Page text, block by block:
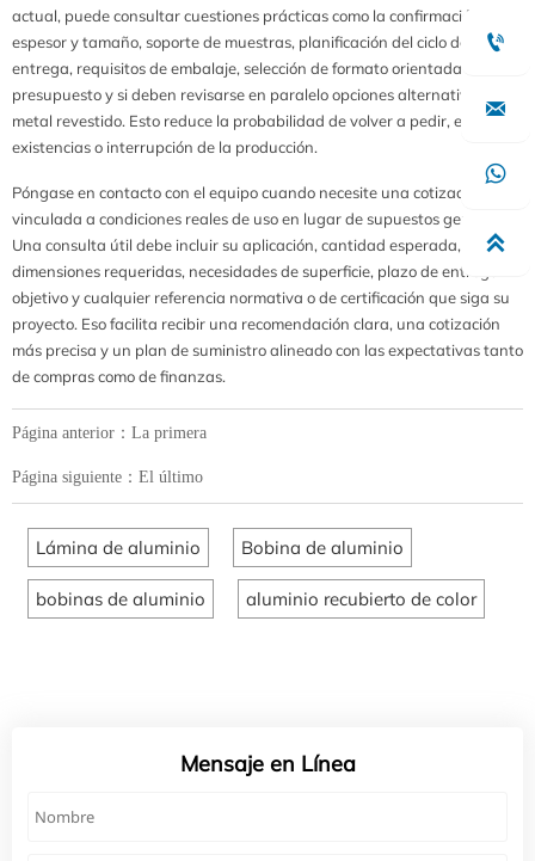
actual, puede consultar cuestiones prácticas como la confirmación de
espesor y tamaño, soporte de muestras, planificación del ciclo de
entrega, requisitos de embalaje, selección de formato orientada al
presupuesto y si deben revisarse en paralelo opciones alternativas de
metal revestido. Esto reduce la probabilidad de volver a pedir, exceso de
existencias o interrupción de la producción.
Póngase en contacto con el equipo cuando necesite una cotización
vinculada a condiciones reales de uso en lugar de supuestos genéricos.
Una consulta útil debe incluir su aplicación, cantidad esperada,
dimensiones requeridas, necesidades de superficie, plazo de entrega
objetivo y cualquier referencia normativa o de certificación que siga su
proyecto. Eso facilita recibir una recomendación clara, una cotización
más precisa y un plan de suministro alineado con las expectativas tanto
de compras como de finanzas.
Página anterior：La primera
Página siguiente：El último
Lámina de aluminio Bobina de aluminio
bobinas de aluminio aluminio recubierto de color
Mensaje en Línea



